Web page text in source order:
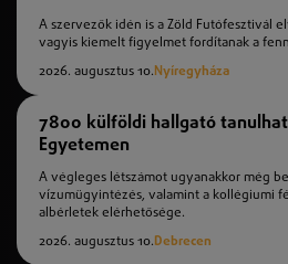
A szervezők idén is a Zöld Futófesztivál
vagyis kiemelt figyelmet fordítanak a
2026. augusztus 10. Nyíregyháza
7800 külföldi hallgató tanulhat
Egyetemen
A végleges létszámot ugyanakkor még
vízumügyintézés, valamint a kollégiumi
albérletek elérhetősége.
2026. augusztus 10.Debrecen